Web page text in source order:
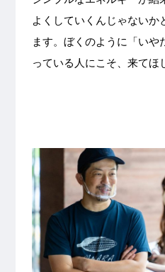
よくしていくんじゃないか
ます。ぼくのように「いや
っている人にこそ、来てほ